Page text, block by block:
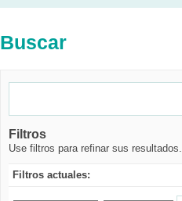
Buscar
Filtros
Use filtros para refinar sus resultados.
Filtros actuales: